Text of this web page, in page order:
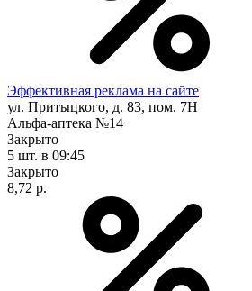
Эффективная реклама на сайте
ул. Притыцкого, д. 83, пом. 7Н
Альфа-аптека №14
Закрыто
5 шт. в 09:45
Закрыто
8,72 р.